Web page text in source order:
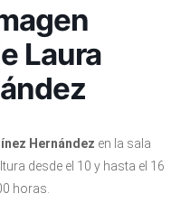
Laura
Hernández en la sala
desde el 10 y hasta el 16
horas.